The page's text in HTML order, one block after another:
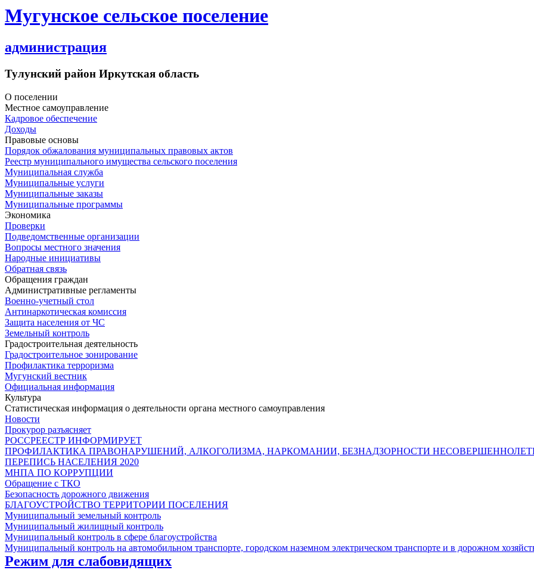
Мугунское сельское поселение
администрация
Тулунский район Иркутская область
О поселении
Местное самоуправление
Кадровое обеспечение
Доходы
Правовые основы
Порядок обжалования муниципальных правовых актов
Реестр муниципального имущества сельского поселения
Муниципальная служба
Муниципальные услуги
Муниципальные заказы
Муниципальные программы
Экономика
Проверки
Подведомственные организации
Вопросы местного значения
Народные инициативы
Обратная связь
Обращения граждан
Административные регламенты
Военно-учетный стол
Антинаркотическая комиссия
Защита населения от ЧС
Земельный контроль
Градостроительная деятельность
Градостроительное зонирование
Профилактика терроризма
Мугунский вестник
Официальная информация
Культура
Статистическая информация о деятельности органа местного самоуправления
Новости
Прокурор разъясняет
РОССРЕЕСТР ИНФОРМИРУЕТ
ПРОФИЛАКТИКА ПРАВОНАРУШЕНИЙ, АЛКОГОЛИЗМА, НАРКОМАНИИ, БЕЗНАДЗОРНОСТИ
ПЕРЕПИСЬ НАСЕЛЕНИЯ 2020
МНПА ПО КОРРУПЦИИ
Обращение с ТКО
Безопасность дорожного движения
БЛАГОУСТРОЙСТВО ТЕРРИТОРИИ ПОСЕЛЕНИЯ
Муниципальный земельный контроль
Муниципальный жилищный контроль
Муниципальный контроль в сфере благоустройства
Муниципальный контроль на автомобильном транспорте, городском наземном электрическом транспорте и в дорожном
Режим для слабовидящих